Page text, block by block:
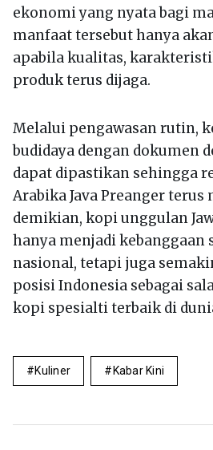
ekonomi yang nyata bagi
manfaat tersebut hanya
apabila kualitas,
produk terus dijaga.
Melalui pengawasan rutin,
budidaya dengan dokumen
dapat dipastikan sehingga
Arabika Java Preanger
demikian, kopi unggulan
hanya menjadi kebanggaan
nasional, tetapi juga
posisi Indonesia sebagai
kopi spesialti terbaik di
Kuliner Kabar Kini